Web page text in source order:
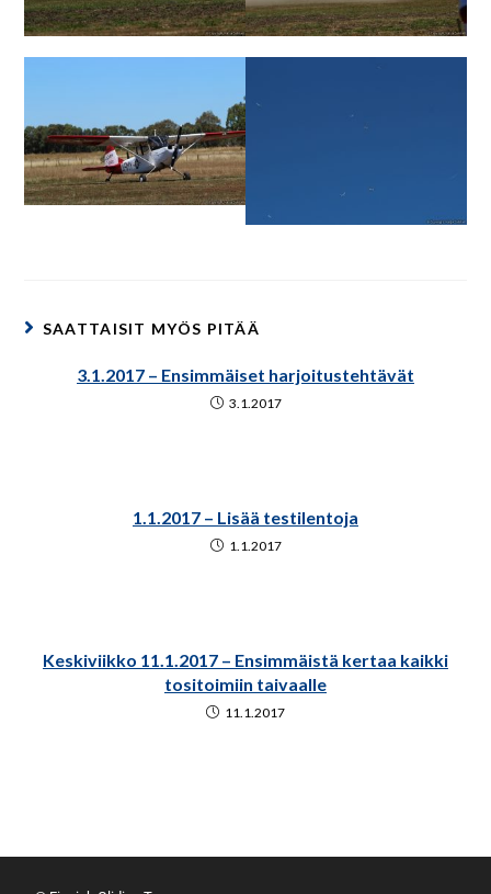
SAATTAISIT MYÖS PITÄÄ
3.1.2017 – Ensimmäiset harjoitustehtävät
3.1.2017
1.1.2017 – Lisää testilentoja
1.1.2017
Keskiviikko 11.1.2017 – Ensimmäistä kertaa kaikki
tositoimiin taivaalle
11.1.2017